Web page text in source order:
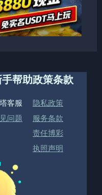
帮助
客服
问题
政策条款
隐私政策
服务条款
责任博彩
执照声明